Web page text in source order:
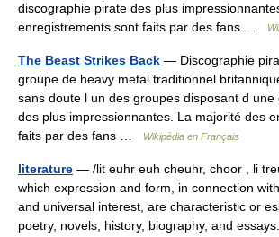
discographie pirate des plus
enregistrements sont faits par des fans …
The Beast Strikes Back — Discographie
groupe de heavy metal traditionnel
sans doute l un des groupes disposant d
des plus impressionnantes. La majorité des
faits par des fans …
Wikipédia en Français
literature — /lit euhr euh cheuhr, choor , li
which expression and form, in connection
and universal interest, are characteristic or
poetry, novels, history, biography, and